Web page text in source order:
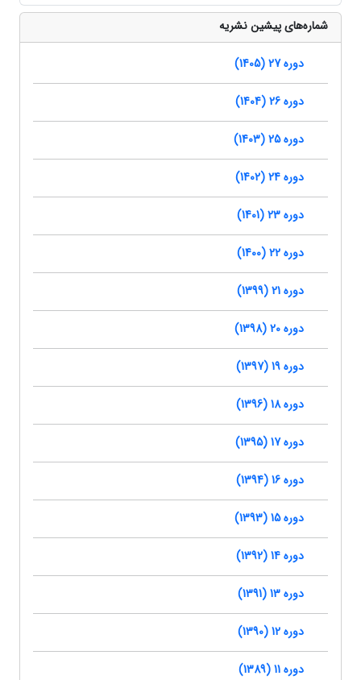
شماره‌های پیشین نشریه
دوره 27 (1405)
دوره 26 (1404)
دوره 25 (1403)
دوره 24 (1402)
دوره 23 (1401)
دوره 22 (1400)
دوره 21 (1399)
دوره 20 (1398)
دوره 19 (1397)
دوره 18 (1396)
دوره 17 (1395)
دوره 16 (1394)
دوره 15 (1393)
دوره 14 (1392)
دوره 13 (1391)
دوره 12 (1390)
دوره 11 (1389)